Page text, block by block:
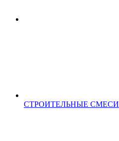
СТРОИТЕЛЬНЫЕ СМЕСИ